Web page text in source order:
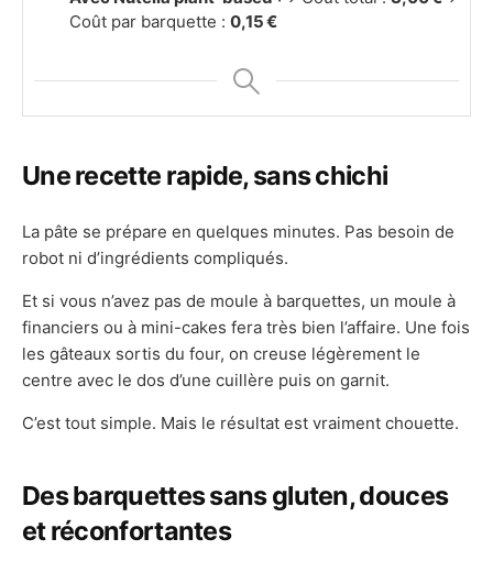
Coût par barquette : 0,15 €
Une recette rapide, sans chichi
La pâte se prépare en quelques minutes. Pas besoin de
robot ni d’ingrédients compliqués.
Et si vous n’avez pas de moule à barquettes, un moule à
financiers ou à mini-cakes fera très bien l’affaire. Une fois
les gâteaux sortis du four, on creuse légèrement le
centre avec le dos d’une cuillère puis on garnit.
C’est tout simple. Mais le résultat est vraiment chouette.
Des barquettes sans gluten, douces
et réconfortantes